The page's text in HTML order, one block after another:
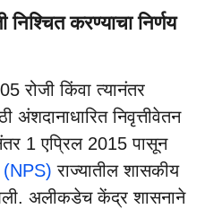
निश्चितकरण्याचा निर्णय
रोजी किंवा त्यानंतर
अंशदानाधारित निवृत्तीवेतन
1 एप्रिल 2015 पासून
(NPS) राज्यातील शासकीय
अलीकडेच केंद्र शासनाने